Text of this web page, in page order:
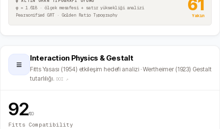
φ = 1.618 · ölçek mesafesi + satır yüksekliği analizi
Pearsonified GRT · Golden Ratio Typography
61
Yakın
≡
Interaction Physics & Gestalt
Fitts Yasası (1954) etkileşim hedefi analizi · Wertheimer (1923) Gestalt
tutarlılığı. DOI ↗
92/100
Fitts Compatibility